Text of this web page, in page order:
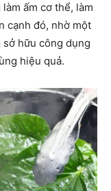
ấm cơ thể, làm
cạnh đó, nhờ một
hữu công dụng
hiệu quả.